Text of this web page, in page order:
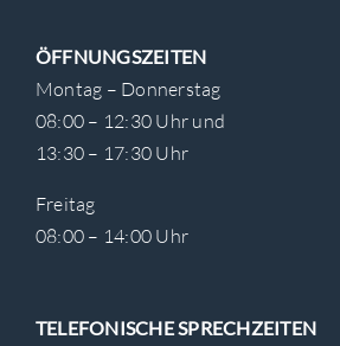
ÖFFNUNGSZEITEN
Montag – Donnerstag
08:00 – 12:30 Uhr und
13:30 – 17:30 Uhr
Freitag
08:00 – 14:00 Uhr
TELEFONISCHE SPRECHZEITEN